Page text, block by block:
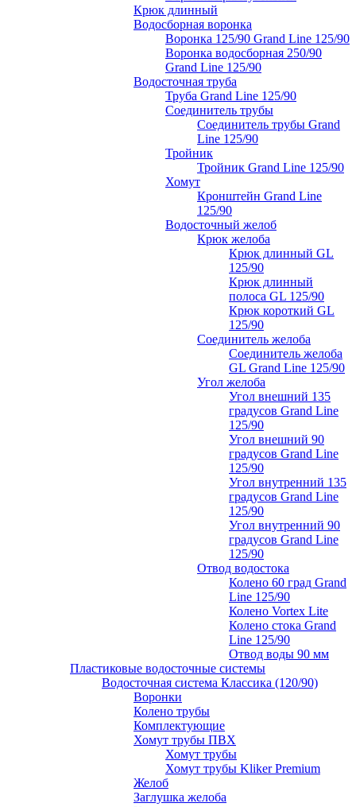
Крюк длинный
Водосборная воронка
Воронка 125/90 Grand Line 125/90
Воронка водосборная 250/90
Grand Line 125/90
Водосточная труба
Труба Grand Line 125/90
Соединитель трубы
Соединитель трубы Grand
Line 125/90
Тройник
Тройник Grand Line 125/90
Хомут
Кронштейн Grand Line
125/90
Водосточный желоб
Крюк желоба
Крюк длинный GL
125/90
Крюк длинный
полоса GL 125/90
Крюк короткий GL
125/90
Соединитель желоба
Соединитель желоба
GL Grand Line 125/90
Угол желоба
Угол внешний 135
градусов Grand Line
125/90
Угол внешний 90
градусов Grand Line
125/90
Угол внутренний 135
градусов Grand Line
125/90
Угол внутренний 90
градусов Grand Line
125/90
Отвод водостока
Колено 60 град Grand
Line 125/90
Колено Vortex Lite
Колено стока Grand
Line 125/90
Отвод воды 90 мм
Пластиковые водосточные системы
Водосточная система Классика (120/90)
Воронки
Колено трубы
Комплектующие
Хомут трубы ПВХ
Хомут трубы
Хомут трубы Kliker Premium
Желоб
Заглушка желоба